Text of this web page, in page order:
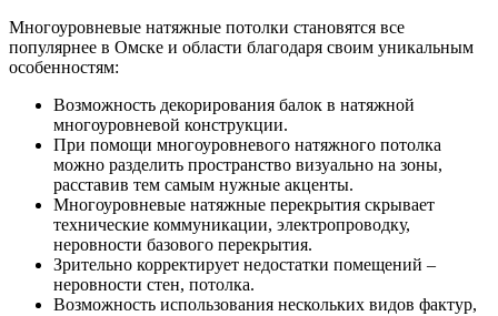
Многоуровневые натяжные потолки становятся все
популярнее в Омске и области благодаря своим уникальным
особенностям:
Возможность декорирования балок в натяжной
многоуровневой конструкции.
При помощи многоуровневого натяжного потолка
можно разделить пространство визуально на зоны,
расставив тем самым нужные акценты.
Многоуровневые натяжные перекрытия скрывает
технические коммуникации, электропроводку,
неровности базового перекрытия.
Зрительно корректирует недостатки помещений –
неровности стен, потолка.
Возможность использования нескольких видов фактур,